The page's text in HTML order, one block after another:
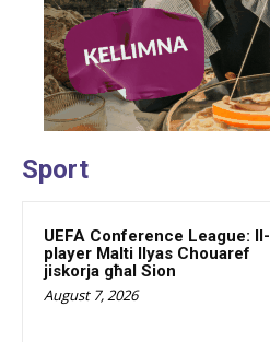
Sport
UEFA Conference League: Il-
player Malti Ilyas Chouaref
jiskorja għal Sion
August 7, 2026